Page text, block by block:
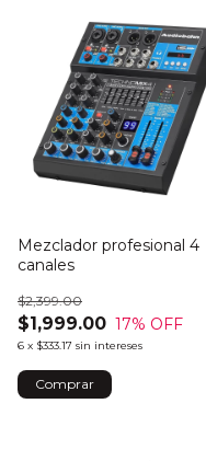
Mezclador profesional 4
canales
$1,999.00
$2,399.00
17% OFF
6 x $333.17 sin intereses